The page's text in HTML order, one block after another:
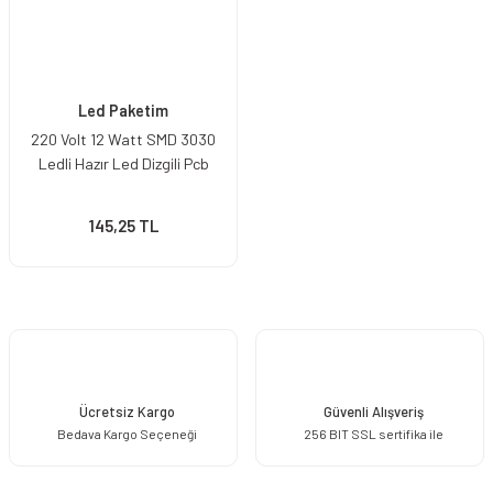
Led Paketim
220 Volt 12 Watt SMD 3030
Ledli Hazır Led Dizgili Pcb
145,25 TL
Ücretsiz Kargo
Bedava Kargo Seçeneği
Güvenli Alışveriş
256 BIT SSL sertifika ile